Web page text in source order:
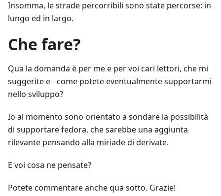
Insomma, le strade percorribili sono state percorse: in
lungo ed in largo.
Che fare?
Qua la domanda è per me e per voi cari lettori, che mi
suggerite e - come potete eventualmente supportarmi
nello sviluppo?
Io al momento sono orientato a sondare la possibilità
di supportare fedora, che sarebbe una aggiunta
rilevante pensando alla miriade di derivate.
E voi cosa ne pensate?
Potete commentare anche qua sotto. Grazie!